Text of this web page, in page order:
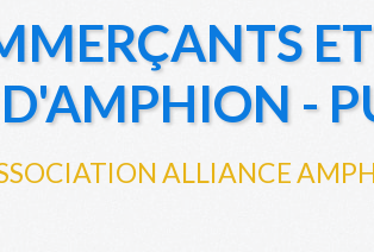
D'AMPHION -
ALLIANCE